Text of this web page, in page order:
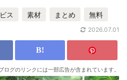
ス 素材 まとめ 無料
2026.07.01
ログのリンクには一部広告が含まれています。